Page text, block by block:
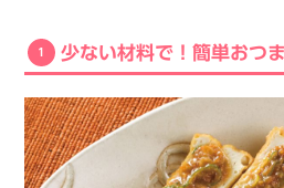
1 少ない材料で！簡単おつ